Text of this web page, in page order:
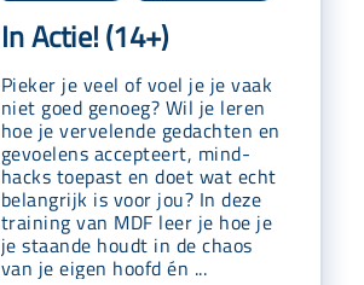
In Actie! (14+)
Pieker je veel of voel je je vaak
niet goed genoeg? Wil je leren
hoe je vervelende gedachten en
gevoelens accepteert, mind-
hacks toepast en doet wat echt
belangrijk is voor jou? In deze
training van MDF leer je hoe je
je staande houdt in de chaos
van je eigen hoofd én ...